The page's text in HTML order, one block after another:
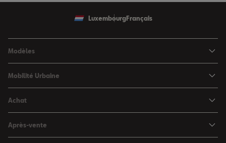
LuxembourgFrançais
Modèles
SEAT Arona
SEAT Leon
SEAT Leon Sportstourer
SEAT Ateca
Mobilité Urbaine
Voitures hybrides
Charger à domicile
Achat
Véhicules de stock
Après-vente